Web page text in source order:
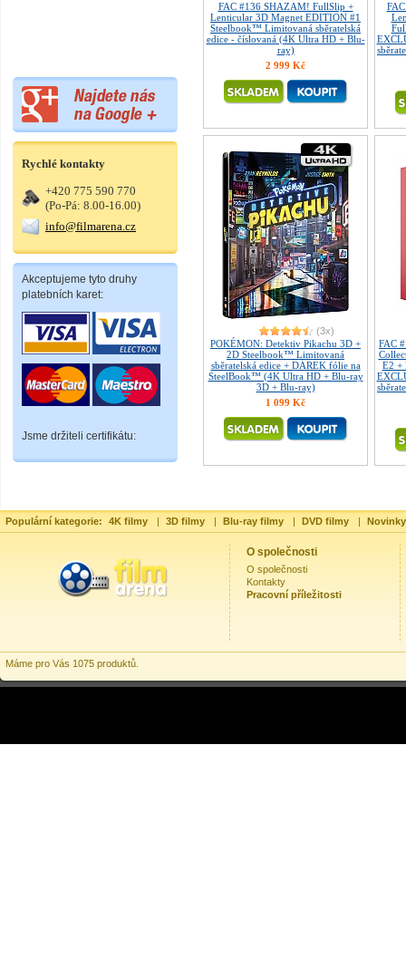
Rychlé kontakty
+420 775 590 770
(Po-Pá: 8.00-16.00)
info@filmarena.cz
Akceptujeme tyto druhy
platebních karet:
Jsme držiteli certifikátu:
FAC #136 SHAZAM! FullSlip +
Lenticular 3D Magnet EDITION #1
Steelbook™ Limitovaná sběratelská
edice - číslovaná (4K Ultra HD + Blu-
ray)
2 999 Kč
(3x)
POKÉMON: Detektiv Pikachu 3D +
2D Steelbook™ Limitovaná
sběratelská edice + DÁREK fólie na
SteelBook™ (4K Ultra HD + Blu-ray
3D + Blu-ray)
1 099 Kč
FAC
E2 +
Populární kategorie: 4K filmy | 3D filmy | Blu-ray filmy | DVD filmy |
O společnosti
O společnosti
Kontakty
Pracovní příležitosti
Máme pro Vás 1075 produktů.